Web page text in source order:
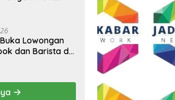
Lowongan
dan Barista di